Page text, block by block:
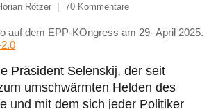
Rötzer 70 Kommentare
auf dem EPP-KOngress am 29- April 2025.
Präsident Selenskij, der seit
umschwärmten Helden des
und mit dem sich jeder Politiker